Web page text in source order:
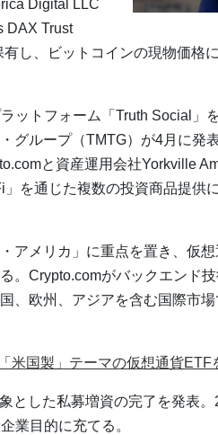
Digital LLC
DAX Trust
し、ビットコインの現物価格
ットフォーム「Truth Social」
グループ（TMTG）が4月に発
と資産運用会社Yorkville
を通じた複数の投資商品提供
アメリカ」に重点を置き、仮
。Crypto.comがバックエンド
、欧州、アジアを含む国際市
米国製」テーマの仮想通貨ETF
とした私募増資の完了を発表
業目的に充てる。